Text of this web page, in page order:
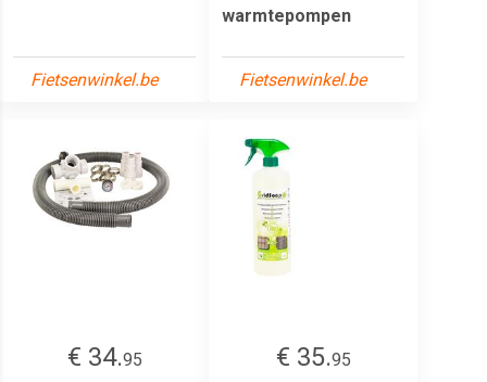
Fietsenwinkel.be
warmtepompen
Fietsenwinkel.be
€ 34.95
€ 35.95